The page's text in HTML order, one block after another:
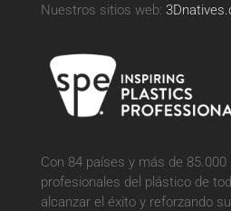
Nuestros sitios web:
Con 84 países y más de 85.000
profesionales del plástico de
alcanzar el éxito y reforzando